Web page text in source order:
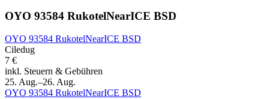
OYO 93584 RukotelNearICE BSD
OYO 93584 RukotelNearICE BSD
Ciledug
7 €
inkl. Steuern & Gebühren
25. Aug.–26. Aug.
OYO 93584 RukotelNearICE BSD